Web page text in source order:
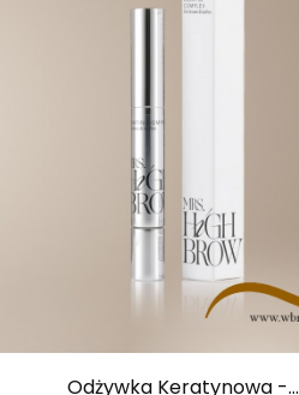
Odżywka Keratynowa -...